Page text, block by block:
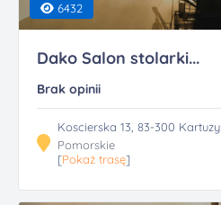
6432
Dako Salon stolarki...
Brak opinii
Koscierska 13, 83-300 Kartuzy
Pomorskie
[Pokaż trasę]